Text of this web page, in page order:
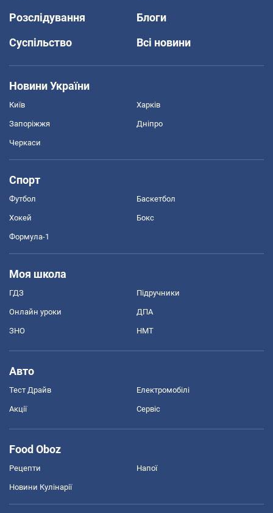
Розслідування
Блоги
Суспільство
Всі новини
Новини України
Київ Харків
Запоріжжя Дніпро
Черкаси
Спорт
Футбол Баскетбол
Хокей Бокс
Формула-1
Моя школа
ГДЗ Підручники
Онлайн уроки ДПА
ЗНО НМТ
Авто
Тест Драйв Електромобілі
Акції Сервіс
Food Oboz
Рецепти Напої
Новини Кулінарії